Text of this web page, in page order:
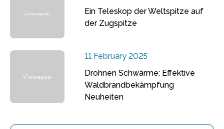
Ein Teleskop der Weltspitze auf
der Zugspitze
11 February 2025
Drohnen Schwärme: Effektive
Waldbrandbekämpfung
Neuheiten